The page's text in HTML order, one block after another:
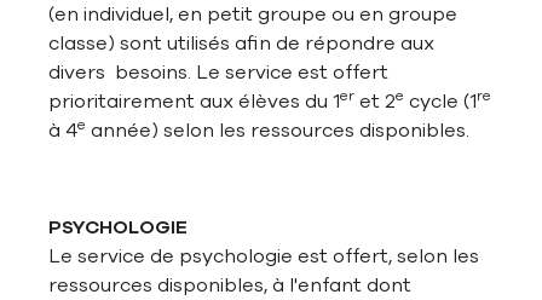
(en individuel, en petit groupe ou en groupe
classe) sont utilisés afin de répondre aux
divers besoins. Le service est offert
prioritairement aux élèves du 1er et 2e cycle (1re
à 4e année) selon les ressources disponibles.
PSYCHOLOGIE
Le service de psychologie est offert, selon les
ressources disponibles, à l'enfant dont